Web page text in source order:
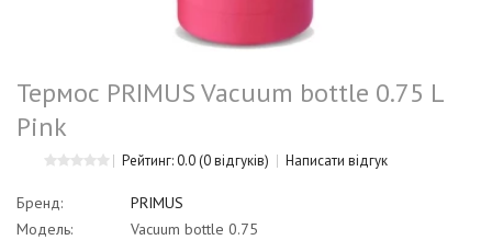
Термос PRIMUS Vacuum bottle 0.75 L
Pink
Рейтинг: 0.0(0 відгуків) Написати відгук
Бренд:
PRIMUS
Модель:
Vacuum bottle 0.75